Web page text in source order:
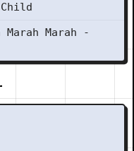
Marah Marah -